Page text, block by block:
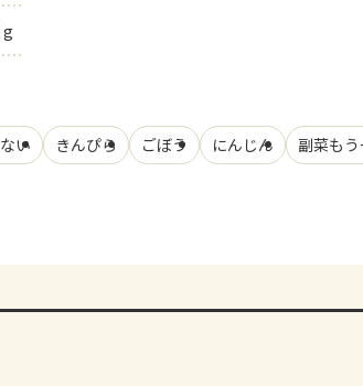
g
い きんぴら ごぼう にんじん
副菜も